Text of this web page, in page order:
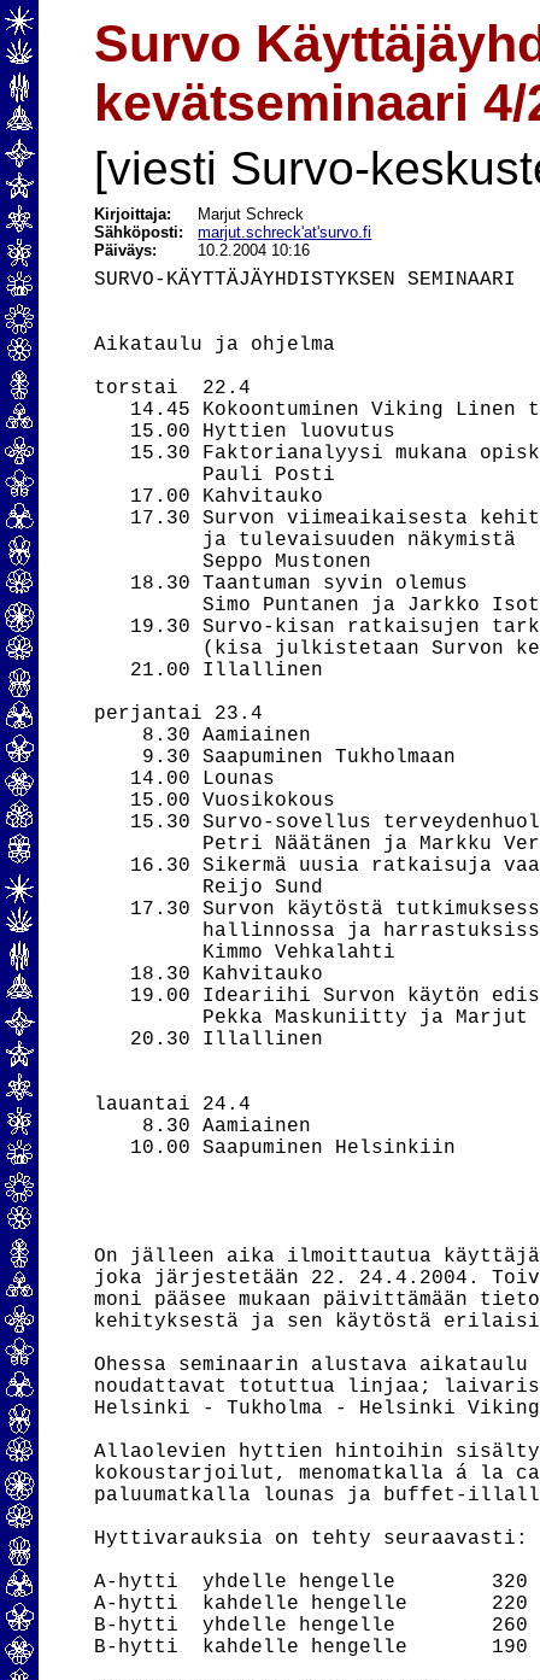
Survo
kevätseminaari 4/
[viesti Survo-
Kirjoittaja:
Marjut Schreck
Sähköposti:marjut.schreck'at'survo.fi
Päiväys:
10.2.2004 10:16
SURVO-KÄYTTÄJÄYHDISTYKSEN
Aikataulu ja ohjelma
torstai  22.4
14.45 Kokoontuminen Viking Linen
   15.00 Hyttien luovutus
15.30 Faktorianalyysi mukana
         Pauli Posti
   17.00 Kahvitauko
17.30 Survon viimeaikaisesta
         ja tulevaisuuden näkymistä
         Seppo Mustonen
   18.30 Taantuman syvin olemus
Simo Puntanen ja Jarkko
19.30 Survo-kisan ratkaisujen
(kisa julkistetaan Survon
   21.00 Illallinen
perjantai 23.4
    8.30 Aamiainen
    9.30 Saapuminen Tukholmaan
   14.00 Lounas
   15.00 Vuosikokous
15.30 Survo-sovellus
Petri Näätänen ja Markku
16.30 Sikermä uusia ratkaisuja
         Reijo Sund
17.30 Survon käytöstä
hallinnossa ja
         Kimmo Vehkalahti
   18.30 Kahvitauko
19.00 Ideariihi Survon käytön
Pekka Maskuniitty ja Marjut
   20.30 Illallinen
lauantai 24.4
    8.30 Aamiainen
   10.00 Saapuminen Helsinkiin
On jälleen aika ilmoittautua
joka järjestetään 22. 24.4.2004.
moni pääsee mukaan päivittämään
kehityksestä ja sen käytöstä
Ohessa seminaarin alustava
noudattavat totuttua linjaa;
Helsinki - Tukholma - Helsinki
Allaolevien hyttien hintoihin
kokoustarjoilut, menomatkalla á la
paluumatkalla lounas ja buffet-
Hyttivarauksia on tehty seuraavasti:
A-hytti  yhdelle hengelle
A-hytti  kahdelle hengelle
B-hytti  yhdelle hengelle
B-hytti  kahdelle hengelle